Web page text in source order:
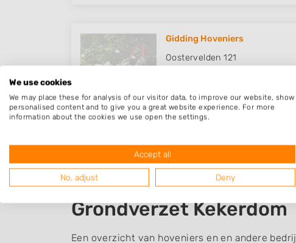
Gidding Hoveniers
Oostervelden 121
Op 7,38 km afstand
Grondverzet Kekerdom
Een overzicht van hoveniers en en andere
We use cookies
We may place these for analysis of our visitor data, to improve our website, show
personalised content and to give you a great website experience. For more
information about the cookies we use open the settings.
Accept all
No, adjust Deny